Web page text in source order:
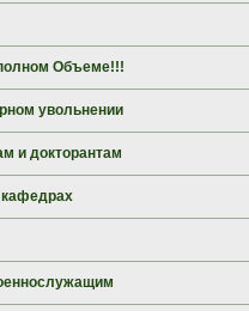
Объеме!!!
увольнении
и докторантам